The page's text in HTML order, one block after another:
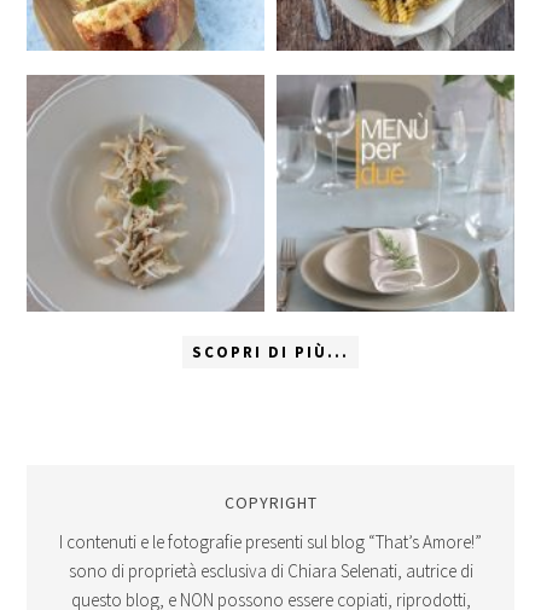
SCOPRI DI PIÙ...
COPYRIGHT
I contenuti e le fotografie presenti sul blog “That’s Amore!”
sono di proprietà esclusiva di Chiara Selenati, autrice di
questo blog, e NON possono essere copiati, riprodotti,